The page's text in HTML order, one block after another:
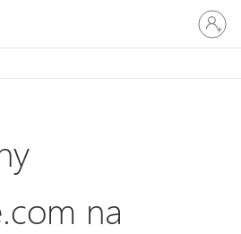
Zaloguj
się
do
konta
na